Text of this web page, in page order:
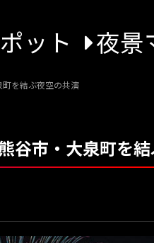
ット 夜景
町を結ぶ夜空の共演
谷市・大泉町を